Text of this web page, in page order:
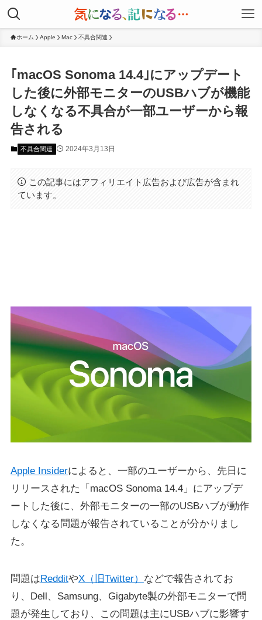
ホーム Apple Mac 不具合関連
｢macOS Sonoma 14.4｣にアップデート
した後に外部モニターのUSBハブが機能
しなくなる不具合が一部ユーザーから報
告される
不具合関連 2024年3月13日
この記事にはアフィリエイト広告および広告が含まれ
ています。
Apple Insiderによると、一部のユーザーから、先日に
リリースされた「macOS Sonoma 14.4」にアップデ
ートした後に、外部モニターの一部のUSBハブが動作
しなくなる問題が報告されていることが分かりまし
た。
問題はRedditやX（旧Twitter） などで報告されてお
り、Dell、Samsung、Gigabyte製の外部モニターで問
題が発生しており、この問題は主にUSBハブに影響す